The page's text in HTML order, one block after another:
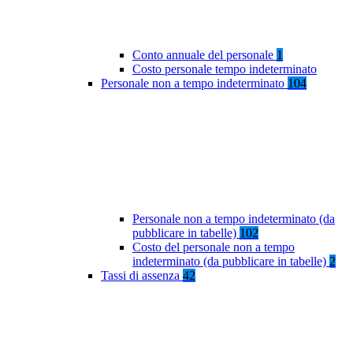
Conto annuale del personale 1
Costo personale tempo indeterminato
Personale non a tempo indeterminato 104
Personale non a tempo indeterminato (da
pubblicare in tabelle) 102
Costo del personale non a tempo
indeterminato (da pubblicare in tabelle) 2
Tassi di assenza 42